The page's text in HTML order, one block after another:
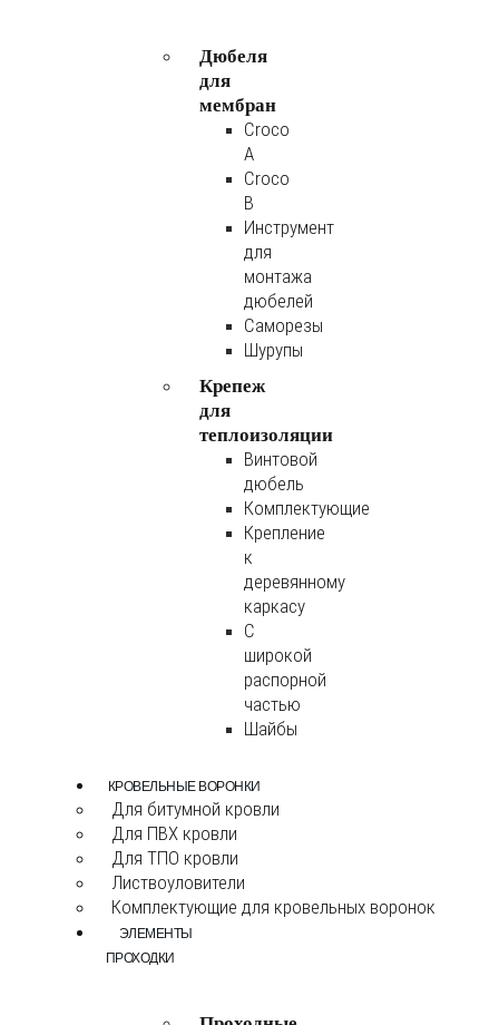
Дюбеля
для
мембран
Croco
A
Croco
B
Инструмент
для
монтажа
дюбелей
Саморезы
Шурупы
Крепеж
для
теплоизоляции
Винтовой
дюбель
Комплектующие
Крепление
к
деревянному
каркасу
С
широкой
распорной
частью
Шайбы
КРОВЕЛЬНЫЕ ВОРОНКИ
Для битумной кровли
Для ПВХ кровли
Для ТПО кровли
Листвоуловители
Комплектующие для кровельных воронок
ЭЛЕМЕНТЫ
ПРОХОДКИ